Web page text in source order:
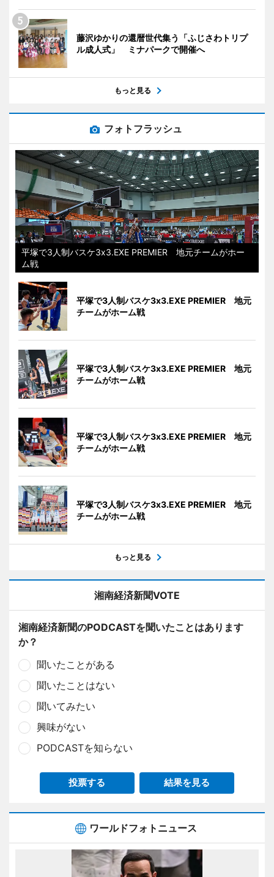
藤沢ゆかりの還暦世代集う「ふじさわトリプ
ル成人式」 ミナパークで開催へ
もっと見る
フォトフラッシュ
平塚で3人制バスケ3x3.EXE PREMIER 地元チームがホー
ム戦
平塚で3人制バスケ3x3.EXE PREMIER 地元
チームがホーム戦
平塚で3人制バスケ3x3.EXE PREMIER 地元
チームがホーム戦
平塚で3人制バスケ3x3.EXE PREMIER 地元
チームがホーム戦
平塚で3人制バスケ3x3.EXE PREMIER 地元
チームがホーム戦
もっと見る
湘南経済新聞VOTE
湘南経済新聞のPODCASTを聞いたことはあります
か？
聞いたことがある
聞いたことはない
聞いてみたい
興味がない
PODCASTを知らない
投票する 結果を見る
ワールドフォトニュース